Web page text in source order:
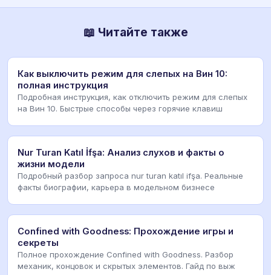
📖 Читайте также
Как выключить режим для слепых на Вин 10:
полная инструкция
Подробная инструкция, как отключить режим для слепых
на Вин 10. Быстрые способы через горячие клавиш
Nur Turan Katıl İfşa: Анализ слухов и факты о
жизни модели
Подробный разбор запроса nur turan katıl ifşa. Реальные
факты биографии, карьера в модельном бизнесе
Confined with Goodness: Прохождение игры и
секреты
Полное прохождение Confined with Goodness. Разбор
механик, концовок и скрытых элементов. Гайд по выж